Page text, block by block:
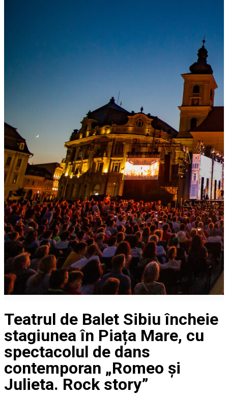
Teatrul de Balet Sibiu încheie
stagiunea în Piața Mare, cu
spectacolul de dans
contemporan „Romeo și
Julieta. Rock story”